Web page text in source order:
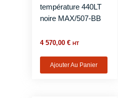
température 440LT
noire MAX/507-BB
4 570,00€ HT
Ajouter Au Panier